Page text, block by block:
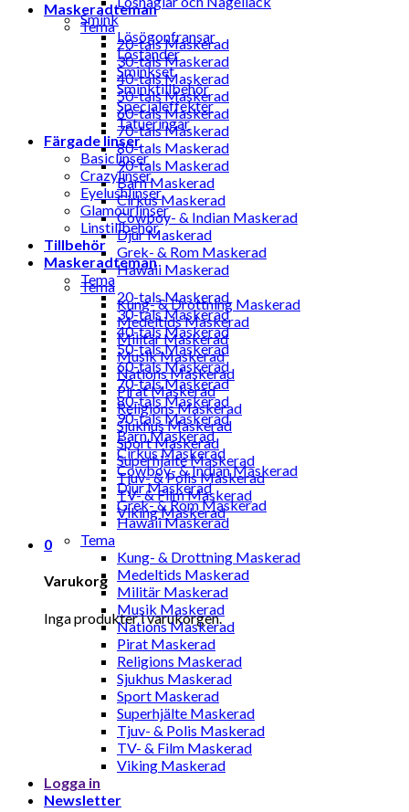
Maskeradteman
Tema
20-tals Maskerad
30-tals Maskerad
40-tals Maskerad
50-tals Maskerad
60-tals Maskerad
70-tals Maskerad
80-tals Maskerad
90-tals Maskerad
Barn Maskerad
Cirkus Maskerad
Cowboy- & Indian Maskerad
Djur Maskerad
Grek- & Rom Maskerad
Hawaii Maskerad
Tema
Kung- & Drottning Maskerad
Medeltids Maskerad
Militär Maskerad
Musik Maskerad
Nations Maskerad
Pirat Maskerad
Religions Maskerad
Sjukhus Maskerad
Sport Maskerad
Superhjälte Maskerad
Tjuv- & Polis Maskerad
TV- & Film Maskerad
Viking Maskerad
0
Varukorg
Inga produkter i varukorgen.
Smink
Lösögonfransar
Löständer
Sminkset
Sminktillbehör
Specialeffekter
Tatueringar
Färgade linser
Basiclinser
Crazylinser
Eyelushlinser
Glamourlinser
Linstillbehör
Tillbehör
Maskeradteman
Tema
20-tals Maskerad
30-tals Maskerad
40-tals Maskerad
50-tals Maskerad
60-tals Maskerad
70-tals Maskerad
80-tals Maskerad
90-tals Maskerad
Barn Maskerad
Cirkus Maskerad
Cowboy- & Indian Maskerad
Djur Maskerad
Grek- & Rom Maskerad
Hawaii Maskerad
Tema
Kung- & Drottning Maskerad
Medeltids Maskerad
Militär Maskerad
Musik Maskerad
Nations Maskerad
Pirat Maskerad
Religions Maskerad
Sjukhus Maskerad
Sport Maskerad
Superhjälte Maskerad
Tjuv- & Polis Maskerad
TV- & Film Maskerad
Viking Maskerad
Logga in
Newsletter